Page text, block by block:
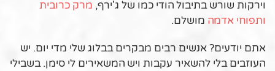
וירקות שורש בתיבול הודי כמו של ג'ירף, מרק כרובית
ותפוחי אדמה מושלם.
אתם יודעים? אנשים רבים מבקרים בבלוג שלי מדי יום. יש
העוזבים בלי להשאיר עקבות ויש המשאירים לי סימן. בשבילי